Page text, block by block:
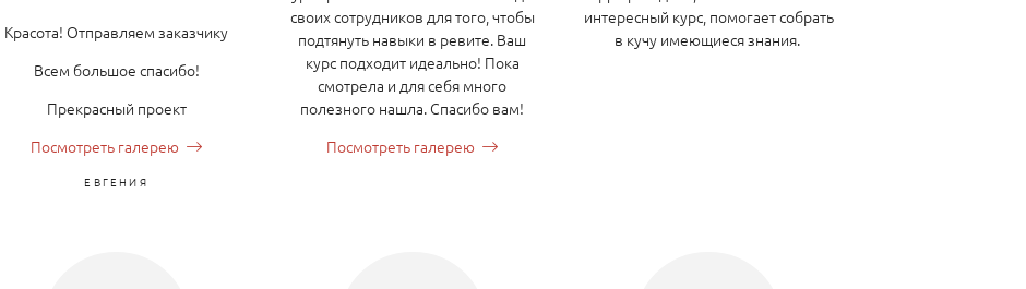
Красота! Отправляем заказчику
Всем большое спасибо!
Прекрасный проект
Посмотреть галерею
ЕВГЕНИЯ
своих сотрудников для того, чтобы
подтянуть навыки в ревите. Ваш
курс подходит идеально! Пока
смотрела и для себя много
полезного нашла. Спасибо вам!
Посмотреть галерею
интересный курс, помогает собрать
в кучу имеющиеся знания.